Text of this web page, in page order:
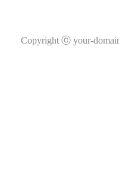
Copyright ⓒ your-